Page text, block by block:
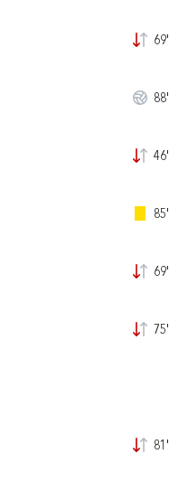
69'
88'
46'
85'
69'
75'
81'